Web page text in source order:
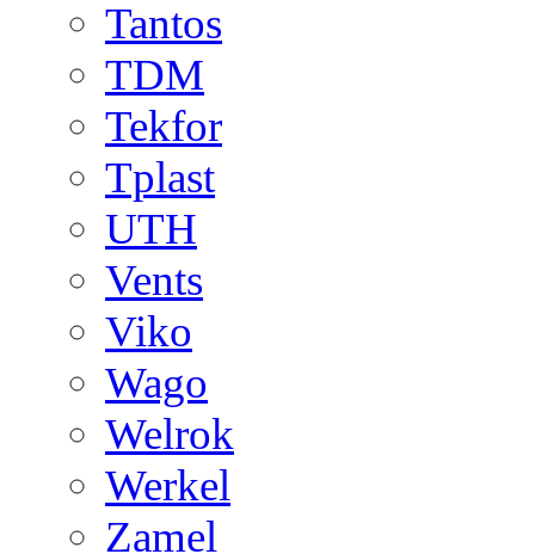
Tantos
TDM
Tekfor
Tplast
UTH
Vents
Viko
Wago
Welrok
Werkel
Zamel